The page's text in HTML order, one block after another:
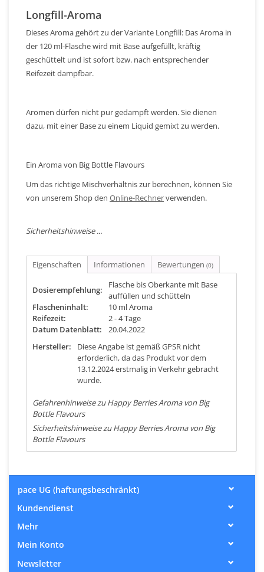
Longfill-Aroma
Dieses Aroma gehört zu der Variante Longfill: Das Aroma in
der 120 ml-Flasche wird mit Base aufgefüllt, kräftig
geschüttelt und ist sofort bzw. nach entsprechender
Reifezeit dampfbar.
Aromen dürfen nicht pur gedampft werden. Sie dienen
dazu, mit einer Base zu einem Liquid gemixt zu werden.
Ein Aroma von Big Bottle Flavours
Um das richtige Mischverhältnis zur berechnen, können Sie
von unserem Shop den Online-Rechnerverwenden.
Sicherheitshinweise ...
Eigenschaften Informationen Bewertungen (0)
Dosierempfehlung:
Flasche bis Oberkante mit Base
auffüllen und schütteln
Flascheninhalt:
10 ml Aroma
Reifezeit:
2 - 4 Tage
Datum Datenblatt:
20.04.2022
Hersteller:
Diese Angabe ist gemäß GPSR nicht
erforderlich, da das Produkt vor dem
13.12.2024 erstmalig in Verkehr gebracht
wurde.
Gefahrenhinweise zu Happy Berries Aroma von Big
Bottle Flavours
Sicherheitshinweise zu Happy Berries Aroma von Big
Bottle Flavours
pace UG (haftungsbeschränkt)
Kundendienst
Mehr
Mein Konto
Newsletter